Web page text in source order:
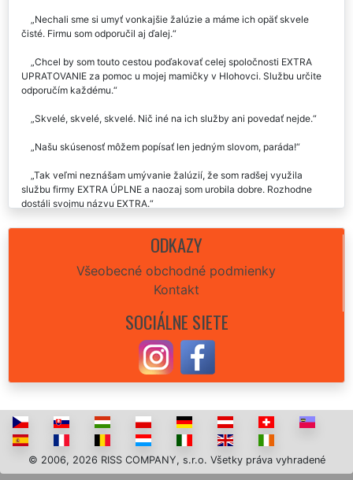
Nechali sme si umyť vonkajšie žalúzie a máme ich opäť skvele
čisté. Firmu som odporučil aj ďalej.
Chcel by som touto cestou poďakovať celej spoločnosti EXTRA
UPRATOVANIE za pomoc u mojej mamičky v Hlohovci. Službu určite
odporučím každému.
Skvelé, skvelé, skvelé. Nič iné na ich služby ani povedať nejde.
Našu skúsenosť môžem popísať len jedným slovom, paráda!
Tak veľmi neznášam umývanie žalúzií, že som radšej využila
službu firmy EXTRA ÚPLNE a naozaj som urobila dobre. Rozhodne
dostáli svojmu názvu EXTRA.
Takú profesionalitu, čo predviedli u svokry v zafajčenom byte, som
naozaj nečakal. Klobúk dolu. Karel, Hlohovec
ODKAZY
Všeobecné obchodné podmienky
Kontakt
SOCIÁLNE SIETE
© 2006, 2026 RISS COMPANY, s.r.o. Všetky práva vyhradené